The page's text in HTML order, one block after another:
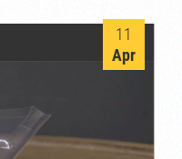
11
Apr